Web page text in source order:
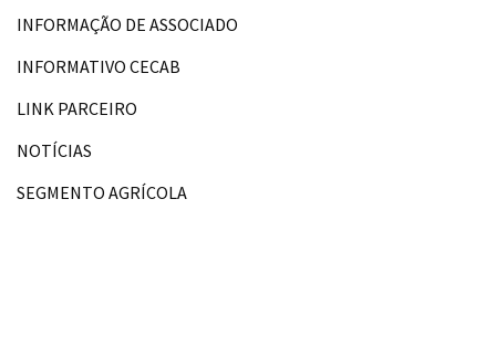
INFORMAÇÃO DE ASSOCIADO
INFORMATIVO CECAB
LINK PARCEIRO
NOTÍCIAS
SEGMENTO AGRÍCOLA